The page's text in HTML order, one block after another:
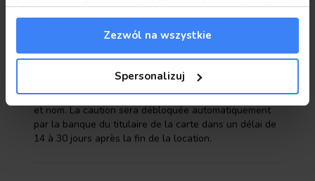
być wykorzystywane przez Google do personalizacji
reklam.Informacje Google o przetwarzaniu danych.
Zezwól na wszystkie
Spersonalizuj
Sur quelle carte le dépôt peut-il être
Pour bloquer la caution, le client doit posséder une
minimum de 6 mois avant la date d'expiration. La carte
doit être au nom du conducteur principal, avec prénom
et nom. La caution sera débloquée automatiquement
par la banque du titulaire de la carte dans un délai de
14 à 30 jours après la fin de la location.